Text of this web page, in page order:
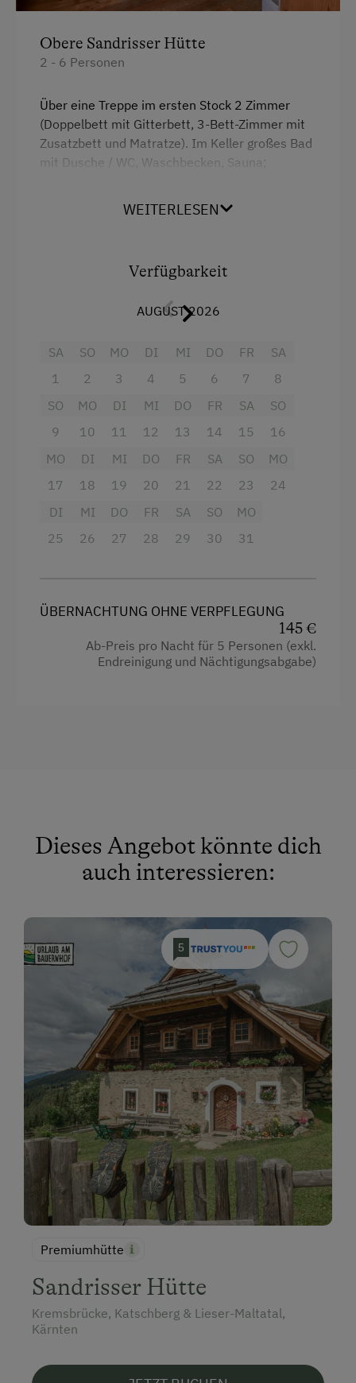
Wellnessangebote
Sauna
Obere Sandrisser Hütte
2 - 6 Personen
Über eine Treppe im ersten Stock 2 Zimmer
(Doppelbett mit Gitterbett, 3-Bett-Zimmer mit
Zusatzbett und Matratze). Im Keller großes Bad
mit Dusche / WC, Waschbecken, Sauna;
Weinkeller. Wohnbereich teilweise in Zirbe
ausgestattet. Sitzplatz vor der Hütte, Grillplatz,
Bettwäsche kann vor Ort gemietet werden
Dusche
Reinigungsausstattung in der Wohnung
Küche
Küchenausstattung
Neubau
Einzelbett
WEITERLESEN
Verfügbarkeit
AUGUST 2026
SA
1
SO
2
MO
3
DI
4
MI
5
DO
6
FR
7
SA
8
SO
9
MO
10
DI
11
MI
12
DO
13
FR
14
SA
15
SO
16
MO
17
DI
18
MI
19
DO
20
FR
21
SA
22
SO
23
MO
24
DI
25
MI
26
DO
27
FR
28
SA
29
SO
30
MO
31
ÜBERNACHTUNG OHNE VERPFLEGUNG
145 €
Ab-Preis pro Nacht für 5 Personen (exkl.
Endreinigung und Nächtigungsabgabe)
Dieses Angebot könnte dich
auch interessieren:
5
Premiumhütte
Sandrisser Hütte
Kremsbrücke, Katschberg & Lieser-Maltatal,
Kärnten